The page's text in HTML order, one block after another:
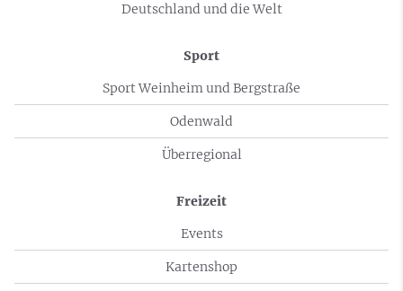
Deutschland und die Welt
Sport
Sport Weinheim und Bergstraße
Odenwald
Überregional
Freizeit
Events
Kartenshop